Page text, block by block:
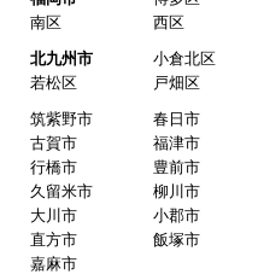
南区
西区
北九州市
小倉北区
若松区
戸畑区
筑紫野市
春日市
古賀市
福津市
行橋市
豊前市
久留米市
柳川市
大川市
小郡市
直方市
飯塚市
嘉麻市